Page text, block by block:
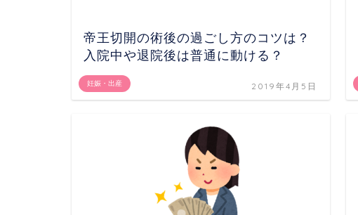
妊娠・出産
帝王切開の術後の過ごし方のコツは？
入院中や退院後は普通に動ける？
2019年4月5日